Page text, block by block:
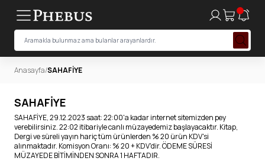
Anasayfa/SAHAFİYE
SAHAFİYE
SAHAFİYE, 29.12.2023 saat: 22:00'a kadar internet sitemizden pey
verebilirsiniz. 22:02 itibariyle canlı müzayedemiz başlayacaktır. Kitap,
Dergi ve süreli yayın hariç tüm ürünlerden % 20 ürün KDV'si
alınmaktadır. Komisyon Oranı: % 20 + KDV'dir. ÖDEME SÜRESİ
MÜZAYEDE BİTİMİNDEN SONRA 1 HAFTADIR.